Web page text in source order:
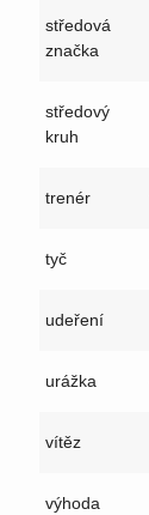
středová
značka
středový
kruh
trenér
tyč
udeření
urážka
vítěz
výhoda